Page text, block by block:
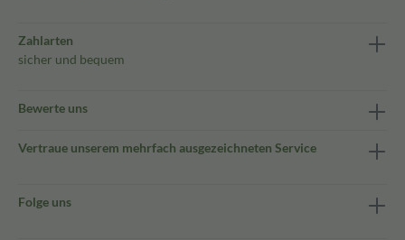
Zahlarten
sicher und bequem
Bewerte uns
Vertraue unserem mehrfach ausgezeichneten Service
Folge uns